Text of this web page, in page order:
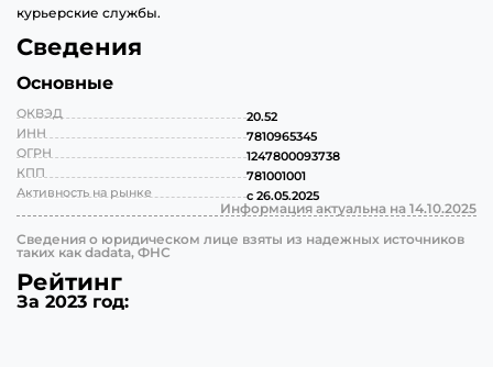
курьерские службы.
Сведения
Основные
ОКВЭД
20.52
ИНН
7810965345
ОГРН
1247800093738
КПП
781001001
Активность на рынке
с 26.05.2025
Информация актуальна на 14.10.2025
Сведения о юридическом лице взяты из надежных источников
таких как dadata, ФНС
Рейтинг
За 2023 год: